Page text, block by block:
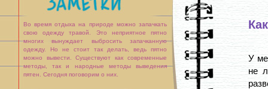
Во время отдыха на природе можно запачкать
свою одежду травой. Это неприятное пятно
многих вынуждает выбросить запачканную
одежду. Но не стоит так делать, ведь пятно
можно вывести. Существуют как современные
методы, так и народные методы выведения
пятен. Сегодня поговорим о них.
У
не